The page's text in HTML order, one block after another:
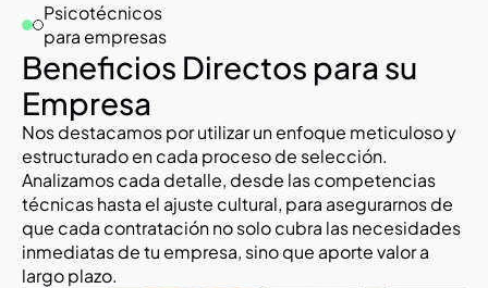
Psicotécnicos
para empresas
Beneficios Directos para su
Empresa
Nos destacamos por utilizar un enfoque meticuloso y
estructurado en cada proceso de selección.
Analizamos cada detalle, desde las competencias
técnicas hasta el ajuste cultural, para asegurarnos de
que cada contratación no solo cubra las necesidades
inmediatas de tu empresa, sino que aporte valor a
largo plazo.